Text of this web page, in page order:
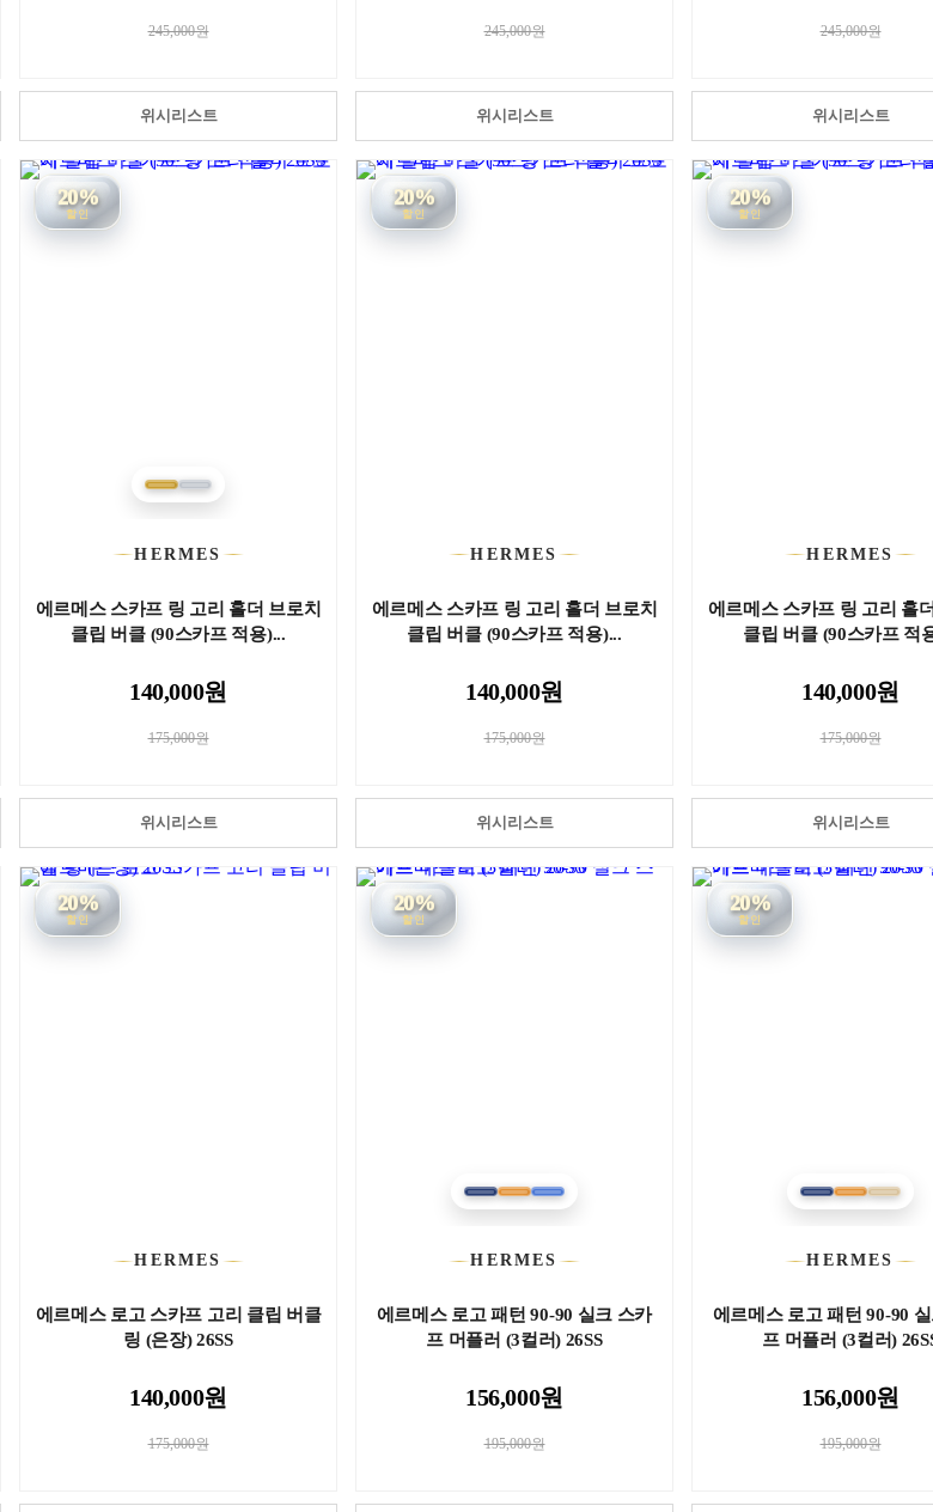
245,000원
위시리스트
245,000원
위시리스트
245,000원
위시리스트
20%
할인
HERMES
에르메스 스카프 링 고리 홀더 브로치
클립 버클 (90스카프 적용)...
140,000원
175,000원
위시리스트
20%
할인
HERMES
에르메스 스카프 링 고리 홀더 브로치
클립 버클 (90스카프 적용)...
140,000원
175,000원
위시리스트
20%
할인
HERMES
에르메스 스카프 링 고리 홀
클립 버클 (90스카프 적
140,000원
175,000원
위시리스트
20%
할인
HERMES
에르메스 로고 스카프 고리 클립 버클
링 (은장) 26SS
140,000원
175,000원
20%
할인
HERMES
에르메스 로고 패턴 90-90 실크 스카
프 머플러 (3컬러) 26SS
156,000원
195,000원
20%
할인
HERMES
에르메스 로고 패턴 90-90
프 머플러 (3컬러)
156,000원
195,000원